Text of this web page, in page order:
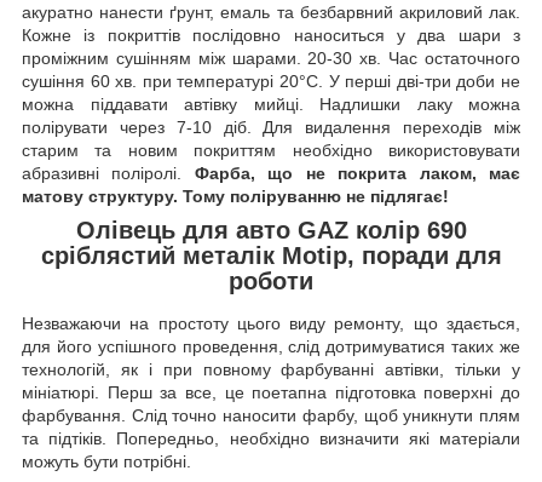
акуратно нанести ґрунт, емаль та безбарвний акриловий лак.
Кожне із покриттів послідовно наноситься у два шари з
проміжним сушінням між шарами. 20-30 хв. Час остаточного
сушіння 60 хв. при температурі 20°C. У перші дві-три доби не
можна піддавати автівку мийці. Надлишки лаку можна
полірувати через 7-10 діб. Для видалення переходів між
старим та новим покриттям необхідно використовувати
абразивні поліролі. Фарба, що не покрита лаком, має
матову структуру. Тому поліруванню не підлягає!
Олівець для авто GAZ колір 690
сріблястий металік Motip, поради для
роботи
Незважаючи на простоту цього виду ремонту, що здається,
для його успішного проведення, слід дотримуватися таких же
технологій, як і при повному фарбуванні автівки, тільки у
мініатюрі. Перш за все, це поетапна підготовка поверхні до
фарбування. Слід точно наносити фарбу, щоб уникнути плям
та підтіків. Попередньо, необхідно визначити які матеріали
можуть бути потрібні.